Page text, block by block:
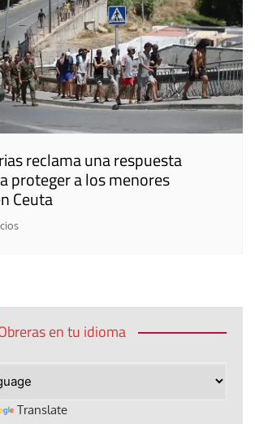
reclama una respuesta
proteger a los menores
Ceuta
en tu idioma
Translate